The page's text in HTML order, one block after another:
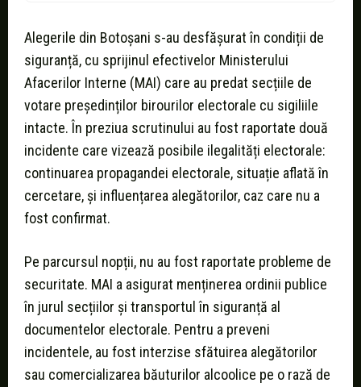
Alegerile din Botoșani s-au desfășurat în condiții de
siguranță, cu sprijinul efectivelor Ministerului
Afacerilor Interne (MAI) care au predat secțiile de
votare președinților birourilor electorale cu sigiliile
intacte. În preziua scrutinului au fost raportate două
incidente care vizează posibile ilegalități electorale:
continuarea propagandei electorale, situație aflată în
cercetare, și influențarea alegătorilor, caz care nu a
fost confirmat.
Pe parcursul nopții, nu au fost raportate probleme de
securitate. MAI a asigurat menținerea ordinii publice
în jurul secțiilor și transportul în siguranță al
documentelor electorale. Pentru a preveni
incidentele, au fost interzise sfătuirea alegătorilor
sau comercializarea băuturilor alcoolice pe o rază de